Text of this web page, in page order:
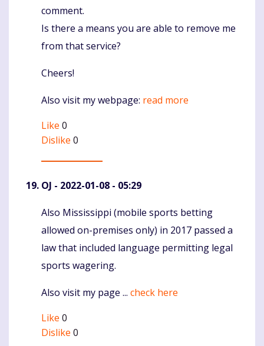
comment.
Is there a means you are able to remove me
from that service?
Cheers!
Also visit my webpage: read more
Like 0
Dislike 0
OJ - 2022-01-08 - 05:29
Komentaras
Also Mississippi (mobile sports betting
allowed on-premises only) in 2017 passed a
law that included language permitting legal
sports wagering.
Also visit my page ... check here
Like 0
Dislike 0